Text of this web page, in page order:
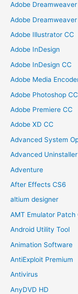
Adobe Dreamweaver
Adobe
Adobe Illustrator CC
Adobe InDesign
Adobe InDesign CC
Adobe Media
Adobe Photoshop CC
Adobe Premiere CC
Adobe XD CC
Advanced System
Advanced
Adventure
After Effects CS6
altium designer
AMT Emulator Patch
Android Utility Tool
Animation Software
AntiExploit Premium
Antivirus
AnyDVD HD